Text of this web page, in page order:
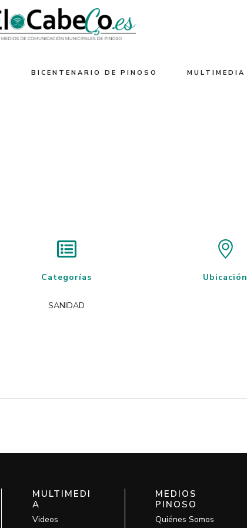
BICENTENARIO DE PINOSO MULTIMEDIA
Categorías
SANIDAD
Ubicación
MULTIMEDI
A
Videos
MEDIOS
PINOSO
Quiénes Somos